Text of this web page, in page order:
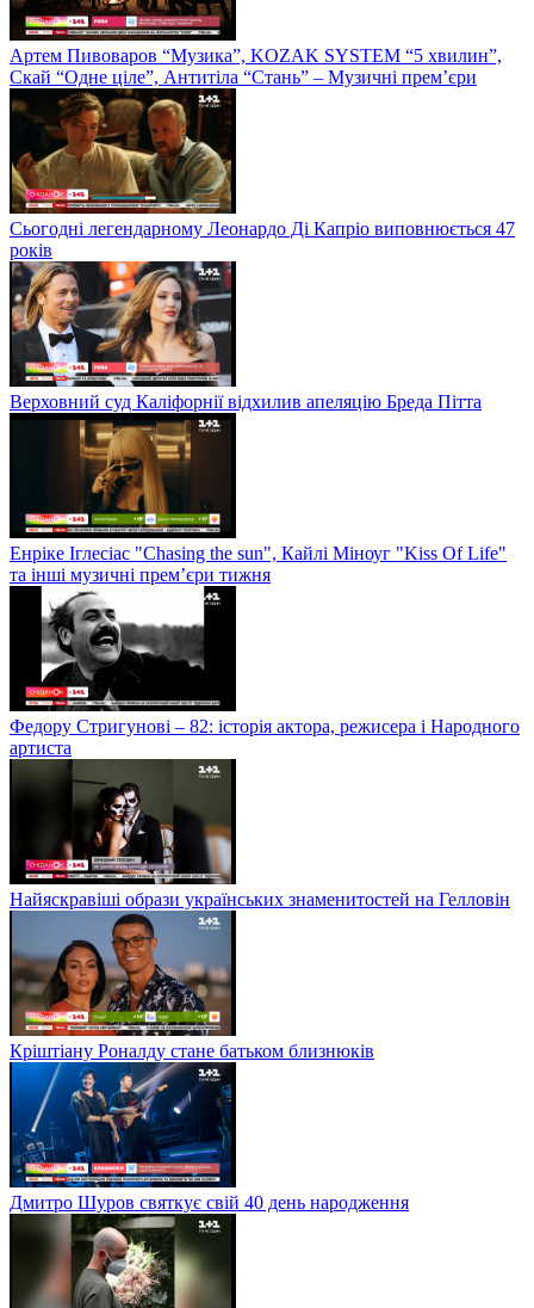
Артем Пивоваров “Музика”, KOZAK SYSTEM “5 хвилин”,
Скай “Одне ціле”, Антитіла “Стань” – Музичні прем’єри
Сьогодні легендарному Леонардо Ді Капріо виповнюється 47
років
Верховний суд Каліфорнії відхилив апеляцію Бреда Пітта
Енріке Іглесіас "Chasing the sun", Кайлі Міноуг "Kiss Of Life"
та інші музичні прем’єри тижня
Федору Стригунові – 82: історія актора, режисера і Народного
артиста
Найяскравіші образи українських знаменитостей на Гелловін
Кріштіану Роналду стане батьком близнюків
Дмитро Шуров святкує свій 40 день народження